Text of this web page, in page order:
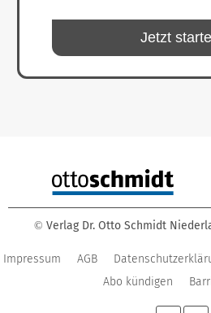
Jetzt
© Verlag Dr. Otto Schmidt
Impressum AGB
Abo kündigen